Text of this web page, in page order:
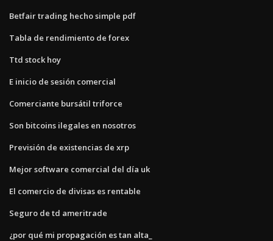
Betfair trading hecho simple pdf
Tabla de rendimiento de forex
Ttd stock hoy
E inicio de sesión comercial
Comerciante bursátil triforce
Son bitcoins ilegales en nosotros
Previsión de existencias de xrp
Mejor software comercial del día uk
El comercio de divisas es rentable
Seguro de td ameritrade
¿por qué mi propagación es tan alta_